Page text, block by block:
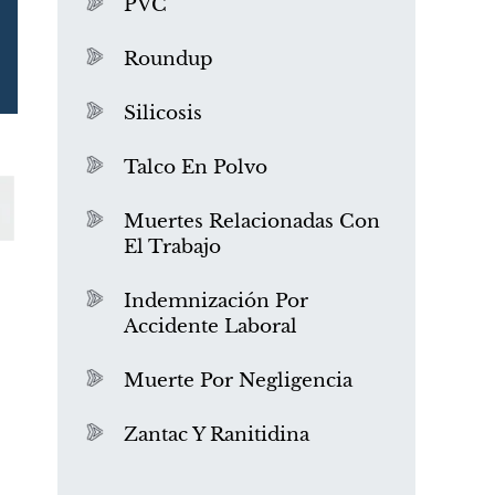
PVC
Roundup
Silicosis
Talco En Polvo
Muertes Relacionadas Con
El Trabajo
Indemnización Por
Accidente Laboral
Muerte Por Negligencia
Zantac Y Ranitidina
¿Qué es el mesotelioma?